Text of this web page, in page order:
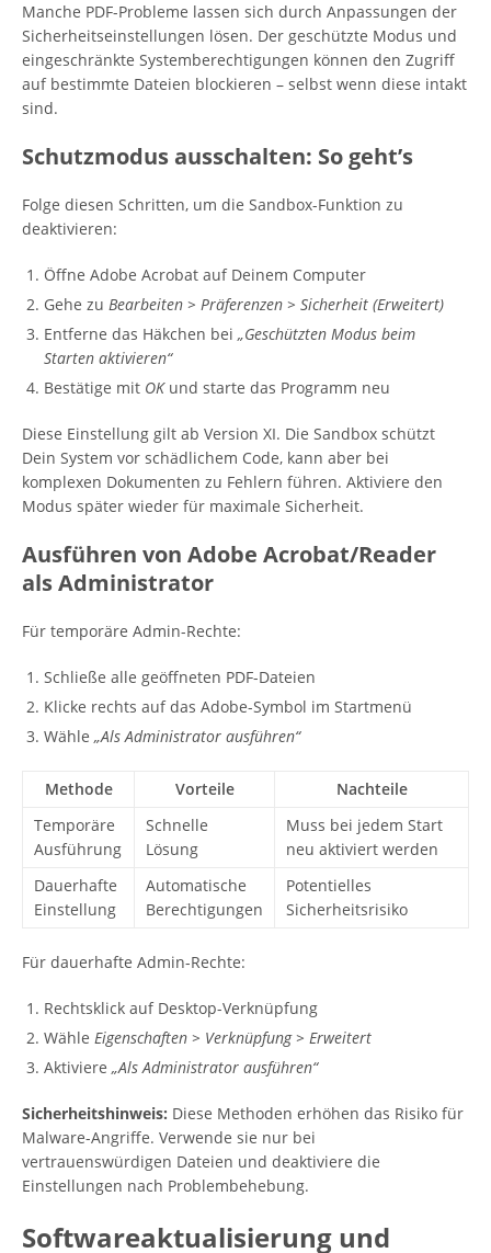
Manche PDF-Probleme lassen sich durch Anpassungen der
Sicherheitseinstellungen lösen. Der geschützte Modus und
eingeschränkte Systemberechtigungen können den Zugriff
auf bestimmte Dateien blockieren – selbst wenn diese intakt
sind.
Schutzmodus ausschalten: So geht’s
Folge diesen Schritten, um die Sandbox-Funktion zu
deaktivieren:
Öffne Adobe Acrobat auf Deinem Computer
Gehe zu Bearbeiten > Präferenzen > Sicherheit (Erweitert)
Entferne das Häkchen bei „Geschützten Modus beim
Starten aktivieren“
Bestätige mit OKund starte das Programm neu
Diese Einstellung gilt ab Version XI. Die Sandbox schützt
Dein System vor schädlichem Code, kann aber bei
komplexen Dokumenten zu Fehlern führen. Aktiviere den
Modus später wieder für maximale Sicherheit.
Ausführen von Adobe Acrobat/Reader
als Administrator
Für temporäre Admin-Rechte:
Schließe alle geöffneten PDF-Dateien
Klicke rechts auf das Adobe-Symbol im Startmenü
Wähle „Als Administrator ausführen“
Methode Vorteile
Nachteile
Temporäre
Ausführung
Schnelle
Lösung
Muss bei jedem Start
neu aktiviert werden
Dauerhafte
Einstellung
Automatische
Berechtigungen
Potentielles
Sicherheitsrisiko
Für dauerhafte Admin-Rechte:
Rechtsklick auf Desktop-Verknüpfung
Wähle Eigenschaften > Verknüpfung > Erweitert
Aktiviere „Als Administrator ausführen“
Sicherheitshinweis: Diese Methoden erhöhen das Risiko für
Malware-Angriffe. Verwende sie nur bei
vertrauenswürdigen Dateien und deaktiviere die
Einstellungen nach Problembehebung.
Softwareaktualisierung und